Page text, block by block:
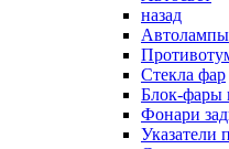
назад
Автолампы
Стекла фар
Блок-фары
Фонари
Указатели